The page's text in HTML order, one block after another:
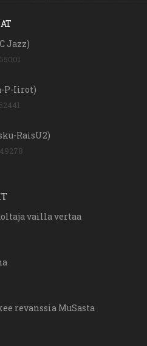
Jazz)
65001
P-Iirot)
52441
RaisU2)
49278
vailla vertaa
revanssia MuSasta